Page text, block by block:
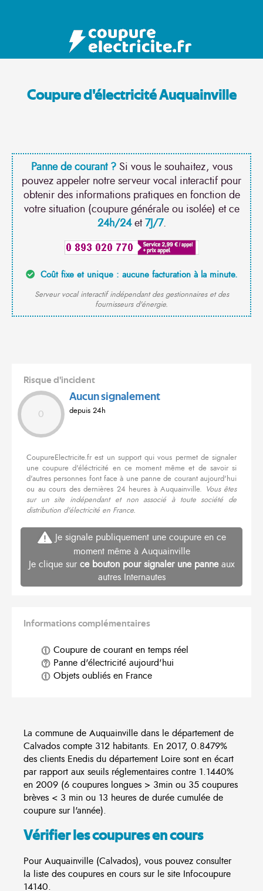
Coupure d'électricité Auquainville
Panne de courant ?Si vous le souhaitez, vous
pouvez appeler notre serveur vocal interactif pour
obtenir des informations pratiques en fonction de
votre situation (coupure générale ou isolée) et ce
24h/24et7J/7.
Coût fixe et unique : aucune facturation à la minute.
Serveur vocal interactif indépendant des gestionnaires et des
fournisseurs d'énergie.
Risque d'incident
0
Aucun signalement
depuis 24h
CoupureElectricite.fr est un support qui vous permet de signaler
une coupure d'éléctricité en ce moment même et de savoir si
d'autres personnes font face à une panne de courant aujourd'hui
ou au cours des dernières 24 heures à Auquainville. Vous êtes
sur un site indépendant et non associé à toute société de
distribution d'électricité en France.
Je signale publiquement une coupure en ce
moment même à Auquainville
Je clique sur ce bouton pour signaler une panneaux
autres Internautes
Informations complémentaires
Coupure de courant en temps réel
Panne d'électricité aujourd'hui
Objets oubliés en France
La commune de Auquainville dans le département de
Calvados compte 312 habitants. En 2017, 0.8479%
des clients Enedis du département Loire sont en écart
par rapport aux seuils réglementaires contre 1.1440%
en 2009 (6 coupures longues > 3min ou 35 coupures
brèves < 3 min ou 13 heures de durée cumulée de
coupure sur l'année).
Vérifier les coupures en cours
Pour Auquainville (Calvados), vous pouvez consulter
la liste des coupures en cours sur le site Infocoupure
14140.